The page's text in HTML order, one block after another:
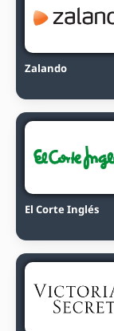
Zalando
El Corte Inglés